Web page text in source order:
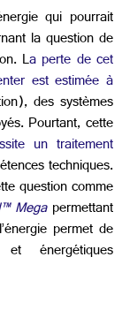
qui pourrait
la question de
La perte de cet
est estimée à
des systèmes
Pourtant, cette
un traitement
techniques.
question comme
Megapermettant
permet de
énergétiques